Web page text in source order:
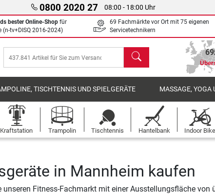
0800 2020 27 08:00 - 18:00 Uhr
bester Online-Shop für
(n-tv+DISQ 2016-2024)
69 Fachmärkte vor Ort mit 75 eigenen
Servicetechnikern
Suchen
TISCHTENNIS UND SPIELGERÄTE MASSAGE, YOGA
Kraftstation Trampolin Tischtennis Hantelbank Indoor Bike
in Mannheim kaufen
unseren Fitness-Fachmarkt mit einer Ausstellungsfläche von